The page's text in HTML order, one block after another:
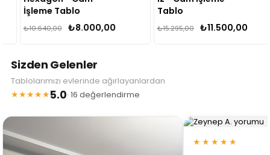
İşleme Tablo
₺8.000,00
₺10.640,00
Tablo
₺11.500,00
₺15.295,00
Sizden Gelenler
Tablolarımızı evlerinde ağırlayanlardan
★★★★★5.0· 16 değerlendirme
★★★★★